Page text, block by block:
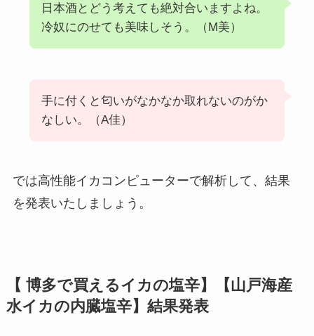
日本酒とどう考えても絶対合いますよね。
冷奴にのせても美味しそう。（M美）
手に付くと匂いがなかなか取れないのがか
なしい。（A佳）
では高性能イカコンピューターで解析して、結果
を発表いたしましょう。
【 博多で買えるイカの塩辛】【山戸海産
水イカの内臓塩辛】結果発表